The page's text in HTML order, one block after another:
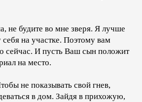
не будите во мне зверя. Я лучше
себя на участке. Поэтому вам
сейчас. И пусть Ваш сын положит
на место.
не показывать свой гнев,
в дом. Зайдя в прихожую,